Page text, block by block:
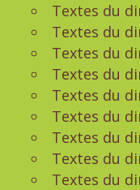
Textes du
Textes du
Textes du
Textes du
Textes du
Textes du
Textes du
Textes du
Textes du